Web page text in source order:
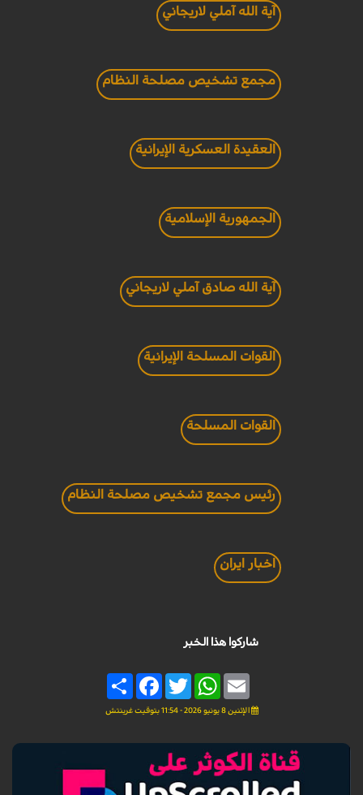
آية الله آملي لاريجاني
مجمع تشخيص مصلحة النظام
العقيدة العسكرية الإيرانية
الجمهورية الإسلامية
آية الله صادق آملي لاريجاني
القوات المسلحة الإيرانية
القوات المسلحة
رئيس مجمع تشخيص مصلحة النظام
اخبار ايران
شاركوا هذا الخبر
Share
FacebookTwitter
WhatsAppEmail
الإثنين 8 يونيو 2026 - 11:54 بتوقيت غرينتش